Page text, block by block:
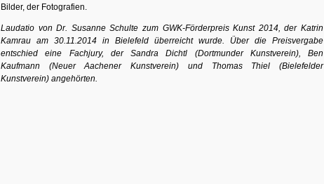
Bilder, der Fotografien.
Laudatio von Dr. Susanne Schulte zum GWK-Förderpreis Kunst 2014, der Katrin
Kamrau am 30.11.2014 in Bielefeld überreicht wurde. Über die Preisvergabe
entschied eine Fachjury, der Sandra Dichtl (Dortmunder Kunstverein), Ben
Kaufmann (Neuer Aachener Kunstverein) und Thomas Thiel (Bielefelder
Kunstverein) angehörten.